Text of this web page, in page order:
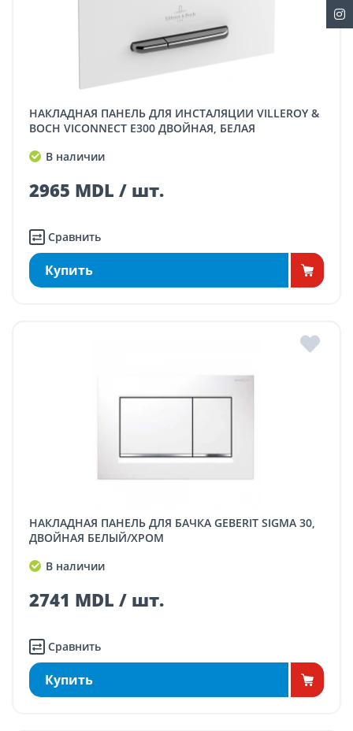
НАКЛАДНАЯ ПАНЕЛЬ ДЛЯ ИНСТАЛЯЦИИ VILLEROY &
BOCH VICONNECT E300 ДВОЙНАЯ, БЕЛАЯ
В наличии
2965 MDL / шт.
Сравнить
Купить
НАКЛАДНАЯ ПАНЕЛЬ ДЛЯ БАЧКА GEBERIT SIGMA 30,
ДВОЙНАЯ БЕЛЫЙ/ХРОМ
В наличии
2741 MDL / шт.
Сравнить
Купить